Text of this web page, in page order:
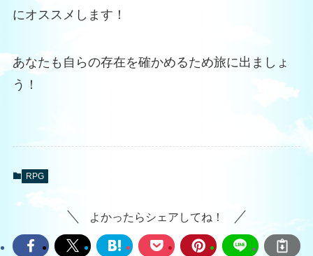
にオススメします！
あなたも自らの存在を確かめるため旅に出ましょ
う！
RPG
よかったらシェアしてね！